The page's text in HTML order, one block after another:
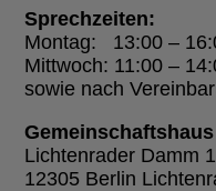
Sprechzeiten:
Montag: 13:00 –
Mittwoch: 11:00 –
sowie nach
Lichtenrader Damm
12305 Berlin